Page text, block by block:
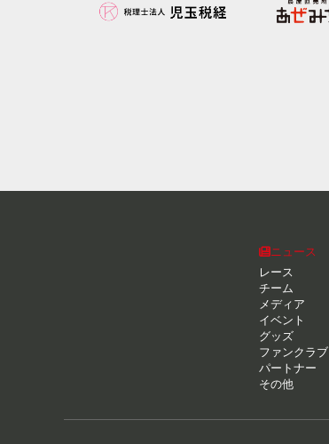
ニュース
レース
チーム
メディア
イベント
グッズ
ファンクラブ
パートナー
その他